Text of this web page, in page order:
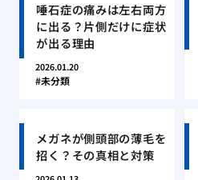
唾石症の痛みは左右両方
に出る？片側だけに症状
が出る理由
2026.01.20
未分類
メガネが側頭部の薄毛を
招く？その真相と対策